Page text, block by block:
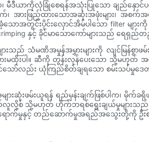
ကိုလုံခြုံစေရန်အသုံးပြုသော ချည်နှောင်ပစ္စ
၊ အားဖြည့်ထားသောအဆုံးအဖုံးများ၊ အစက်
တွင်းပိုင်းလှောင်အိမ်ပါသော filter များကို ရှ
နှင့် ခိုင်မာသောကော်များသည် ရေရှ
ည် သံမဏိအမှုန်အမွှားများကို လျင်မြန်စွာဖ
းပါ။ ဆီကို တွန်းလှန်ပေးသော သို့မဟုတ် အမှုန်
င်သော်လည်း ယုံကြည်စိတ်ချရသော စမ်းသပ်မှုဒေ
ားဆုံးဖမ်းယူရန် ရည်မှန်းချက်ဖြစ်ပါက၊ မိုက်
ဆယ်လူလို့စ် သို့မဟုတ် ဟိုက်ဘရစ်ရွေးချယ်မှုများ
ရောက်မှုနှင့် တည်ဆောက်မှုအရည်အသွေးတို့ကို ဦးစာ